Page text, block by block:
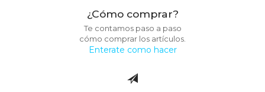
¿Cómo comprar?
Te contamos paso a paso
cómo comprar los artículos.
Enterate como hacer